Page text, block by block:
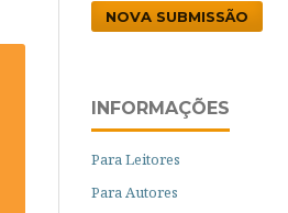
NOVA SUBMISSÃO
INFORMAÇÕES
Para Leitores
Para Autores